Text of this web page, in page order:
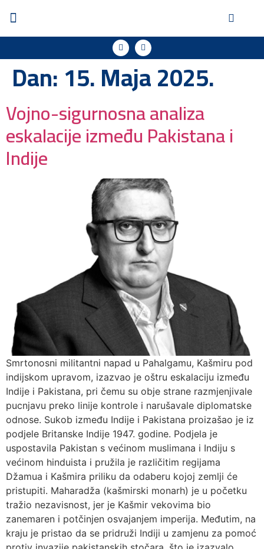
Dan:15. Maja 2025.
Vojno-sigurnosna analiza
eskalacije između Pakistana i
Indije
Smrtonosni militantni napad u Pahalgamu, Kašmiru pod
indijskom upravom, izazvao je oštru eskalaciju između
Indije i Pakistana, pri čemu su obje strane razmjenjivale
pucnjavu preko linije kontrole i narušavale diplomatske
odnose. Sukob između Indije i Pakistana proizašao je iz
podjele Britanske Indije 1947. godine. Podjela je
uspostavila Pakistan s većinom muslimana i Indiju s
većinom hinduista i pružila je različitim regijama
Džamua i Kašmira priliku da odaberu kojoj zemlji će
pristupiti. Maharadža (kašmirski monarh) je u početku
tražio nezavisnost, jer je Kašmir vekovima bio
zanemaren i potčinjen osvajanjem imperija. Međutim, na
kraju je pristao da se pridruži Indiji u zamjenu za pomoć